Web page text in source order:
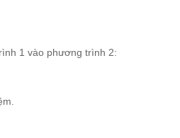
1 vào phương trình 2: